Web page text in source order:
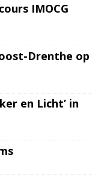
IMOCG
Drenthe op
en Licht’ in